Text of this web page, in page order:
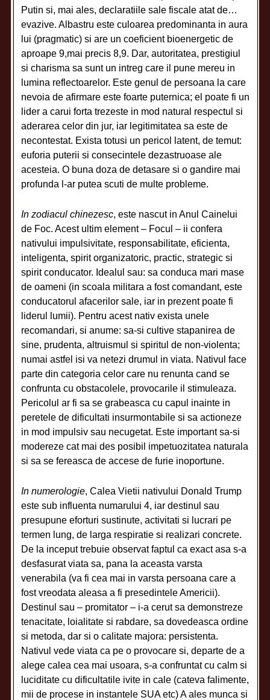
Putin si, mai ales, declaratiile sale fiscale atat de…
evazive. Albastru este culoarea predominanta in aura
lui (pragmatic) si are un coeficient bioenergetic de
aproape 9,mai precis 8,9. Dar, autoritatea, prestigiul
si charisma sa sunt un intreg care il pune mereu in
lumina reflectoarelor. Este genul de persoana la care
nevoia de afirmare este foarte puternica; el poate fi un
lider a carui forta trezeste in mod natural respectul si
aderarea celor din jur, iar legitimitatea sa este de
necontestat. Exista totusi un pericol latent, de temut:
euforia puterii si consecintele dezastruoase ale
acesteia. O buna doza de detasare si o gandire mai
profunda l-ar putea scuti de multe probleme.
In zodiacul chinezesc, este nascut in Anul Cainelui
de Foc. Acest ultim element – Focul – ii confera
nativului impulsivitate, responsabilitate, eficienta,
inteligenta, spirit organizatoric, practic, strategic si
spirit conducator. Idealul sau: sa conduca mari mase
de oameni (in scoala militara a fost comandant, este
conducatorul afacerilor sale, iar in prezent poate fi
liderul lumii). Pentru acest nativ exista unele
recomandari, si anume: sa-si cultive stapanirea de
sine, prudenta, altruismul si spiritul de non-violenta;
numai astfel isi va netezi drumul in viata. Nativul face
parte din categoria celor care nu renunta cand se
confrunta cu obstacolele, provocarile il stimuleaza.
Pericolul ar fi sa se grabeasca cu capul inainte in
peretele de dificultati insurmontabile si sa actioneze
in mod impulsiv sau necugetat. Este important sa-si
modereze cat mai des posibil impetuozitatea naturala
si sa se fereasca de accese de furie inoportune.
In numerologie, Calea Vietii nativului Donald Trump
este sub influenta numarului 4, iar destinul sau
presupune eforturi sustinute, activitati si lucrari pe
termen lung, de larga respiratie si realizari concrete.
De la inceput trebuie observat faptul ca exact asa s-a
desfasurat viata sa, pana la aceasta varsta
venerabila (va fi cea mai in varsta persoana care a
fost vreodata aleasa a fi presedintele Americii).
Destinul sau – promitator – i-a cerut sa demonstreze
tenacitate, loialitate si rabdare, sa dovedeasca ordine
si metoda, dar si o calitate majora: persistenta.
Nativul vede viata ca pe o provocare si, departe de a
alege calea cea mai usoara, s-a confruntat cu calm si
luciditate cu dificultatile ivite in cale (cateva falimente,
mii de procese in instantele SUA etc) A ales munca si